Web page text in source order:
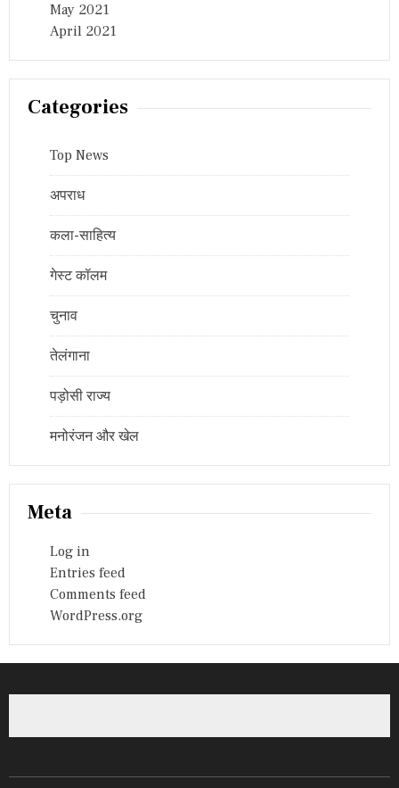
May 2021
April 2021
Categories
Top News
अपराध
कला-साहित्य
गेस्ट कॉलम
चुनाव
तेलंगाना
पड़ोसी राज्य
मनोरंजन और खेल
Meta
Log in
Entries feed
Comments feed
WordPress.org